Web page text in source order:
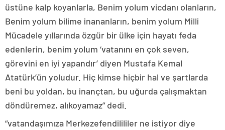
üstüne kalp koyanlarla, Benim yolum vicdanı olanların,
Benim yolum bilime inananların, benim yolum Milli
Mücadele yıllarında özgür bir ülke için hayatı feda
edenlerin, benim yolum ‘vatanını en çok seven,
görevini en iyi yapandır’ diyen Mustafa Kemal
Atatürk’ün yoludur. Hiç kimse hiçbir hal ve şartlarda
beni bu yoldan, bu inançtan, bu uğurda çalışmaktan
döndüremez, alıkoyamaz” dedi.
“vatandaşımıza Merkezefendilililer ne istiyor diye